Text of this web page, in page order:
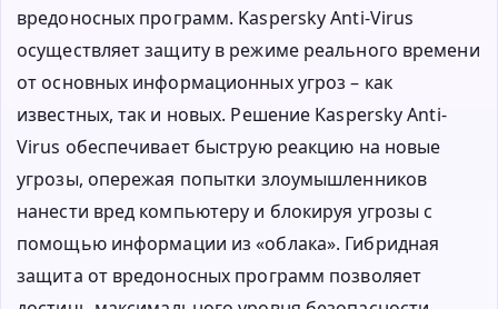
вредоносных программ. Kaspersky Anti-Virus
осуществляет защиту в режиме реального времени
от основных информационных угроз – как
известных, так и новых. Решение Kaspersky Anti-
Virus обеспечивает быструю реакцию на новые
угрозы, опережая попытки злоумышленников
нанести вред компьютеру и блокируя угрозы с
помощью информации из «облака». Гибридная
защита от вредоносных программ позволяет